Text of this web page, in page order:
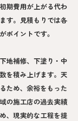
期費用が上がる代わ
す。見積もりでは各
ポイントです。
地補修、下塗り・中
を積み上げます。天
ため、余裕をもった
の施工店の過去実績
、現実的な工程を提